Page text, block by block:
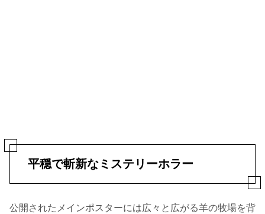
平穏で斬新なミステリーホラー
公開されたメインポスターには広々と広がる羊の牧場を背